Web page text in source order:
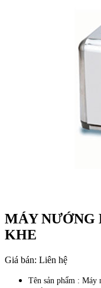
MÁY NƯỚNG
KHE
Giá bán: Liên hệ
Tên sản phẩm : Máy